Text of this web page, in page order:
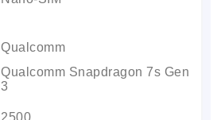
Qualcomm
Qualcomm Snapdragon 7s Gen
3
2500